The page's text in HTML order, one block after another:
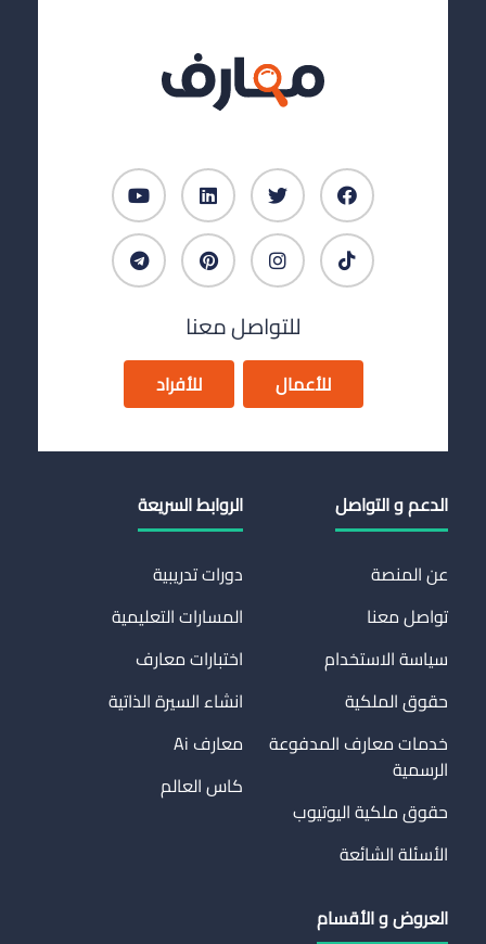
للتواصل معنا
للأعمال للأفراد
الدعم و التواصل
عن المنصة
تواصل معنا
سياسة الاستخدام
حقوق الملكية
خدمات معارف المدفوعة
الرسمية
حقوق ملكية اليوتيوب
الأسئلة الشائعة
الروابط السريعة
دورات تدريبية
المسارات التعليمية
اختبارات معارف
انشاء السيرة الذاتية
معارف Ai
كاس العالم
العروض و الأقسام